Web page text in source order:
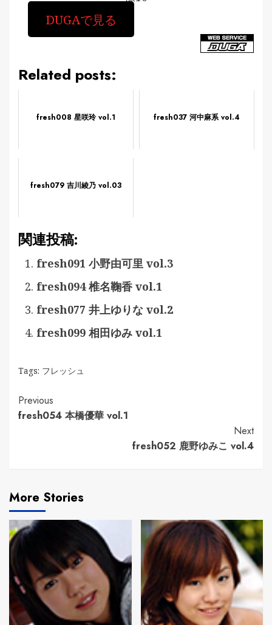
DUGAで見る
Related posts:
fresh008 星咲玲 vol.1 fresh037 河中麻系 vol.4
fresh079 吉川綾乃 vol.03
関連投稿:
fresh091 小野由可里 vol.3
fresh094 椎名鞠香 vol.1
fresh077 井上ゆりな vol.2
fresh099 相田ゆみ vol.1
Tags: フレッシュ
Continue
Reading
Previous
fresh054 本橋優華 vol.1
Next
fresh052 鹿野ゆみこ vol.4
More Stories